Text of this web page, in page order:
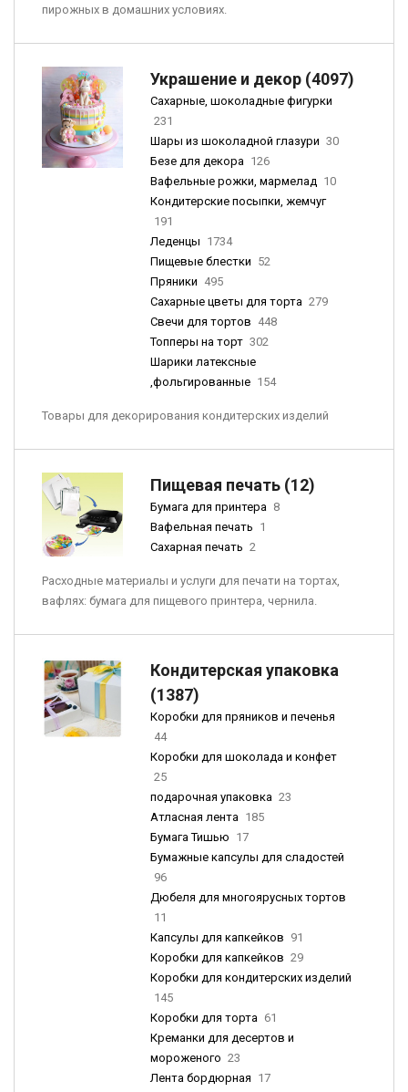
пирожных в домашних условиях.
Украшение и декор (4097)
Сахарные, шоколадные фигурки
231
Шары из шоколадной глазури 30
Безе для декора 126
Вафельные рожки, мармелад 10
Кондитерские посыпки, жемчуг
191
Леденцы 1734
Пищевые блестки 52
Пряники 495
Сахарные цветы для торта 279
Свечи для тортов 448
Топперы на торт 302
Шарики латексные
,фольгированные 154
Товары для декорирования кондитерских изделий
Пищевая печать (12)
Бумага для принтера 8
Вафельная печать 1
Сахарная печать 2
Расходные материалы и услуги для печати на тортах,
вафлях: бумага для пищевого принтера, чернила.
Кондитерская упаковка
(1387)
Коробки для пряников и печенья
44
Коробки для шоколада и конфет
25
подарочная упаковка 23
Атласная лента 185
Бумага Тишью 17
Бумажные капсулы для сладостей
96
Дюбеля для многоярусных тортов
11
Капсулы для капкейков 91
Коробки для капкейков 29
Коробки для кондитерских изделий
145
Коробки для торта 61
Креманки для десертов и
мороженого 23
Лента бордюрная 17